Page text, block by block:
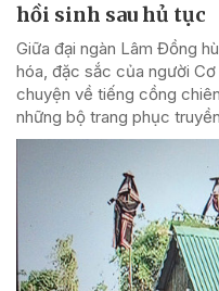
hồi sinh sau hủ tục
Giữa đại ngàn Lâm Đồng
hóa, đặc sắc của người
chuyện về tiếng cồng
những bộ trang phục